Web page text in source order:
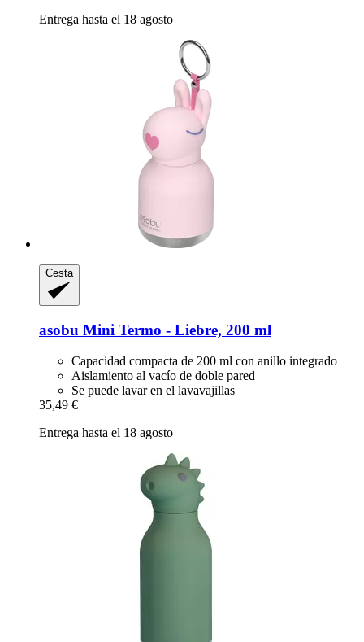
Entrega hasta el 18 agosto
Cesta
asobu Mini Termo -​ Liebre, 200 ml
Capacidad compacta de 200 ml con anillo integrado
Aislamiento al vacío de doble pared
Se puede lavar en el lavavajillas
35,49 €
Entrega hasta el 18 agosto